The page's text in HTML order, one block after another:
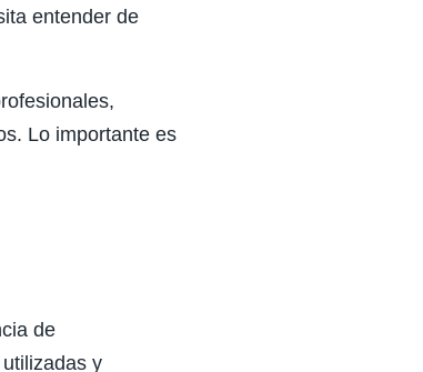
entender de
Lo importante es
de
y